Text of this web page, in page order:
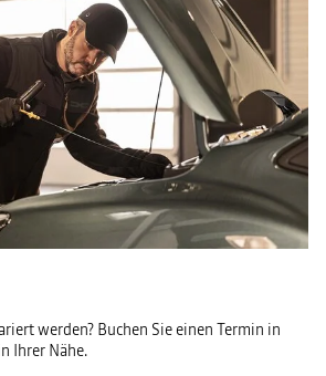
werden? Buchen Sie einen Termin in
Ihrer Nähe.